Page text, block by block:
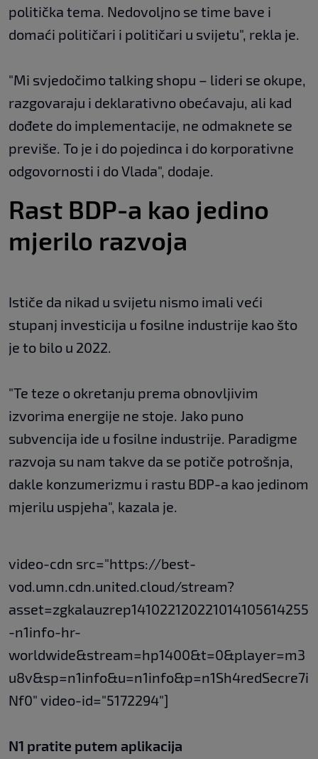
politička tema. Nedovoljno se time bave i
domaći političari i političari u svijetu", rekla je.
"Mi svjedočimo talking shopu – lideri se okupe,
razgovaraju i deklarativno obećavaju, ali kad
dođete do implementacije, ne odmaknete se
previše. To je i do pojedinca i do korporativne
odgovornosti i do Vlada", dodaje.
Rast BDP-a kao jedino
mjerilo razvoja
Ističe da nikad u svijetu nismo imali veći
stupanj investicija u fosilne industrije kao što
je to bilo u 2022.
"Te teze o okretanju prema obnovljivim
izvorima energije ne stoje. Jako puno
subvencija ide u fosilne industrije. Paradigme
razvoja su nam takve da se potiče potrošnja,
dakle konzumerizmu i rastu BDP-a kao jedinom
mjerilu uspjeha", kazala je.
video-cdn src="https://best-
vod.umn.cdn.united.cloud/stream?
asset=zgkalauzrep141022120221014105614255
-n1info-hr-
worldwide&stream=hp1400&t=0&player=m3
u8v&sp=n1info&u=n1info&p=n1Sh4redSecre7i
Nf0" video-id="5172294"]
N1 pratite putem aplikacija